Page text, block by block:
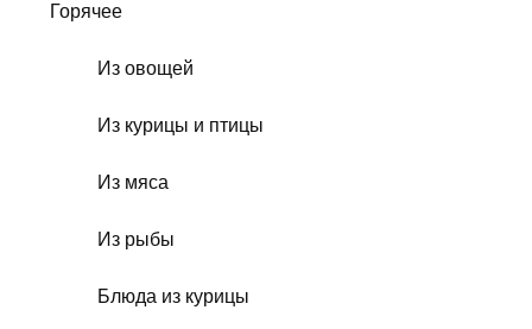
Горячее
Из овощей
Из курицы и птицы
Из мяса
Из рыбы
Блюда из курицы